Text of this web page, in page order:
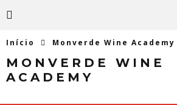
Início Monverde Wine Academy
MONVERDE WINE
ACADEMY